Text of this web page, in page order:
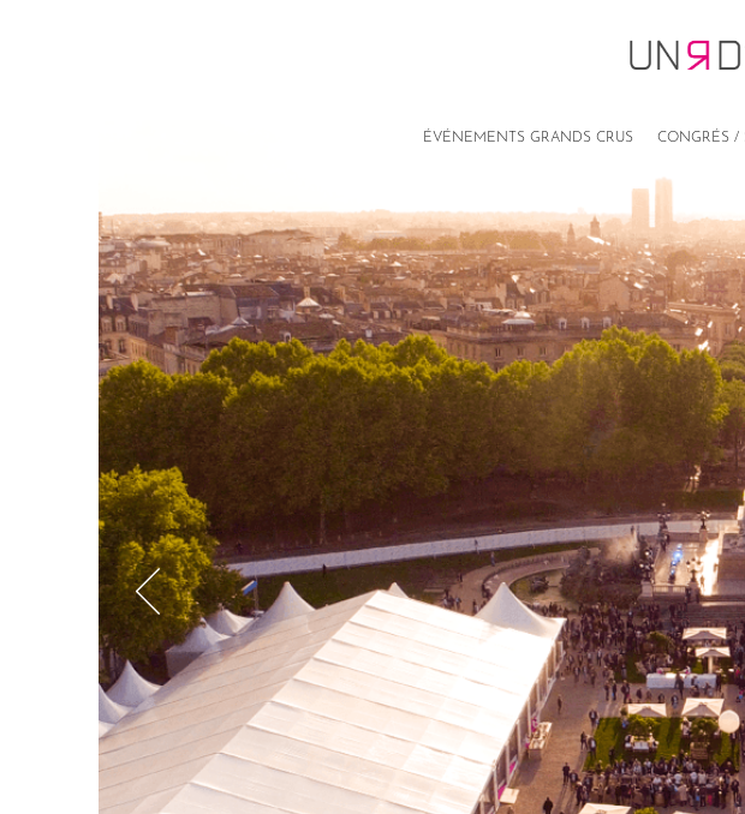
ÉVÉNEMENTS GRANDS CRUS CONGRÉS /